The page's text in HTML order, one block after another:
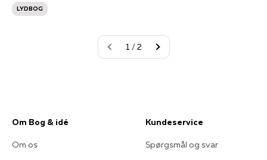
LYDBOG
1 / 2
Om Bog & idé
Om os
Kundeservice
Spørgsmål og svar